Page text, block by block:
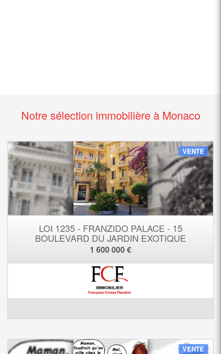
Notre sélection immobilière à Monaco
VENTE
LOI 1235 - FRANZIDO PALACE - 15
BOULEVARD DU JARDIN EXOTIQUE
1 600 000 €
VENTE